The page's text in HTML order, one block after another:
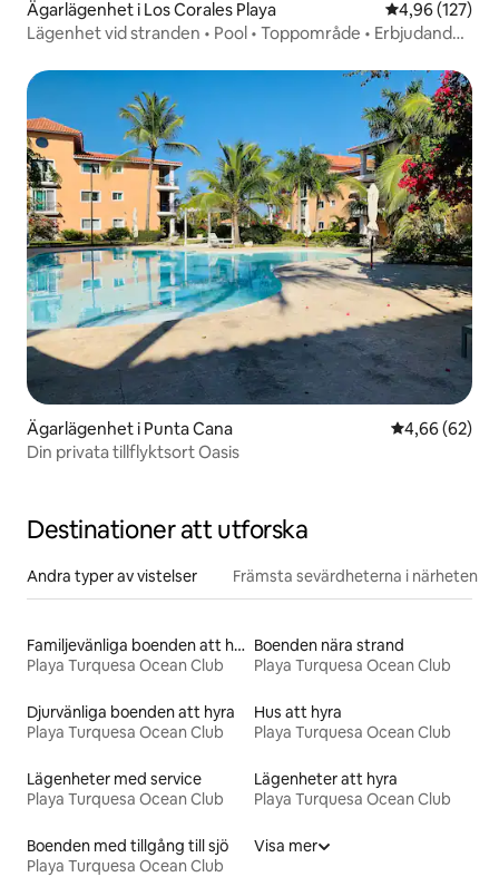
Ägarlägenhet i Los Corales Playa 4,96 av 5 i
4,96 (127)
Lägenhet vid stranden • Pool • Toppområde • Erbjudande i
Ägarlägenhet i Punta Cana 4,66 av 5 i
4,66 (62)
Din privata tillflyktsort Oasis
Destinationer att utforska
Andra typer av vistelser Främsta sevärdheterna i närheten
Familjevänliga boenden att hyra
Playa Turquesa Ocean Club
Boenden nära strand
Playa Turquesa Ocean Club
Djurvänliga boenden att hyra
Playa Turquesa Ocean Club
Hus att hyra
Playa Turquesa Ocean Club
Lägenheter med service
Playa Turquesa Ocean Club
Lägenheter att hyra
Playa Turquesa Ocean Club
Boenden med tillgång till sjö
Playa Turquesa Ocean Club
Visa mer